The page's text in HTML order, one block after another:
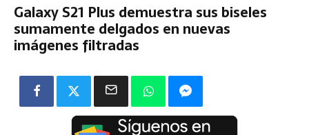
Galaxy S21 Plus demuestra sus biseles
sumamente delgados en nuevas
imágenes filtradas